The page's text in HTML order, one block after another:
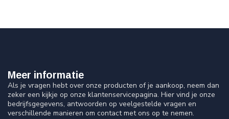
Meer informatie
Als je vragen hebt over onze producten of je aankoop, neem dan
zeker een kijkje op onze klantenservicepagina. Hier vind je onze
bedrijfsgegevens, antwoorden op veelgestelde vragen en
verschillende manieren om contact met ons op te nemen.